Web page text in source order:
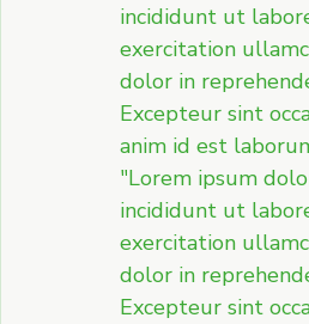
incididunt ut
exercitation
dolor in
Excepteur sint
anim id est
"Lorem ipsum
incididunt ut
exercitation
dolor in
Excepteur sint